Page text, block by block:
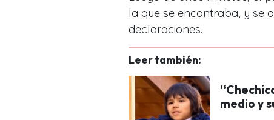
la que se encontraba, y se
declaraciones.
Leer también:
medio y